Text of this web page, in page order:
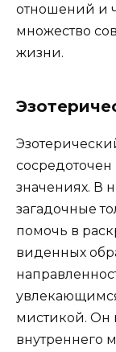
отношений и
множество
жизни.
значениях. В
загадочные
помочь в
виденных
мистикой. Он
внутреннего